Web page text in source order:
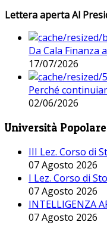
Lettera aperta Al
Da Cala Finanza
17/07/2026
Perché
02/06/2026
Università
III Lez. Corso di
07 Agosto 2026
I Lez. Corso di
07 Agosto 2026
INTELLIGENZA
07 Agosto 2026